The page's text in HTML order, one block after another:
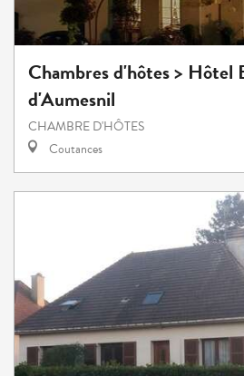
Chambres d'hôtes > Hôtel
d'Aumesnil
CHAMBRE D'HÔTES
Coutances